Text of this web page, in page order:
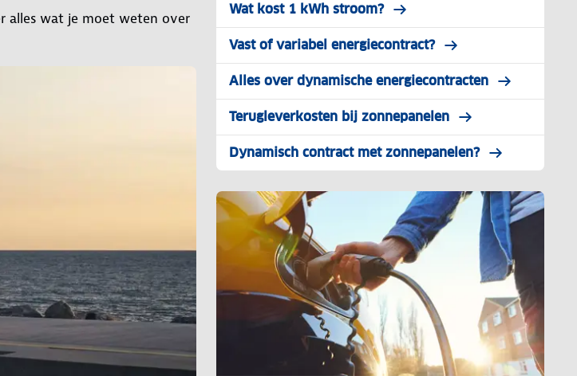
alles wat je moet weten over
Wat kost 1 kWh stroom?
Vast of variabel energiecontract?
Alles over dynamische energiecontracten
Terugleverkosten bij zonnepanelen
Dynamisch contract met zonnepanelen?